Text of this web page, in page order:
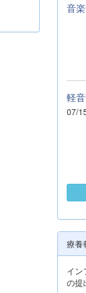
音
07/
療養
イン
の提